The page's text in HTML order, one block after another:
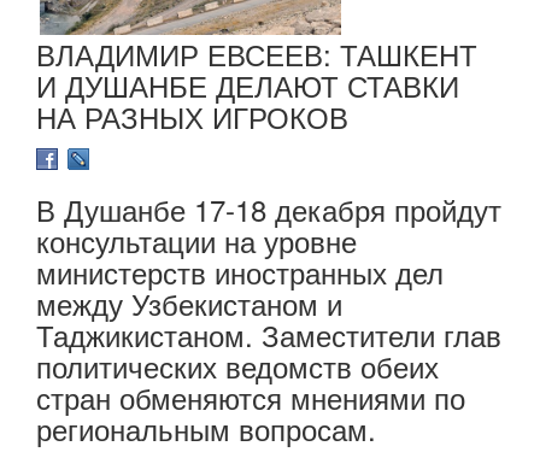
ВЛАДИМИР ЕВСЕЕВ: ТАШКЕНТ
И ДУШАНБЕ ДЕЛАЮТ СТАВКИ
НА РАЗНЫХ ИГРОКОВ
В Душанбе 17-18 декабря пройдут
консультации на уровне
министерств иностранных дел
между Узбекистаном и
Таджикистаном. Заместители глав
политических ведомств обеих
стран обменяются мнениями по
региональным вопросам.